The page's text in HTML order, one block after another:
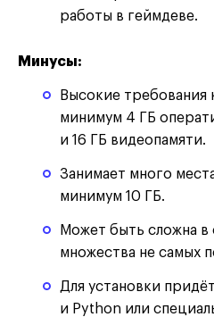
работы в геймдеве.
Минусы:
Высокие
минимум 4 ГБ
и 16 ГБ видеопамяти.
Занимает много
минимум 10 ГБ.
Может быть сложна в
множества не самых
Для установки
и Python или